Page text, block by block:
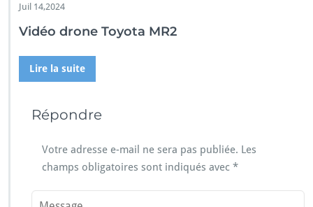
Juil 14,2024
Vidéo drone Toyota MR2
Lire la suite
Répondre
Votre adresse e-mail ne sera pas publiée. Les
champs obligatoires sont indiqués avec *